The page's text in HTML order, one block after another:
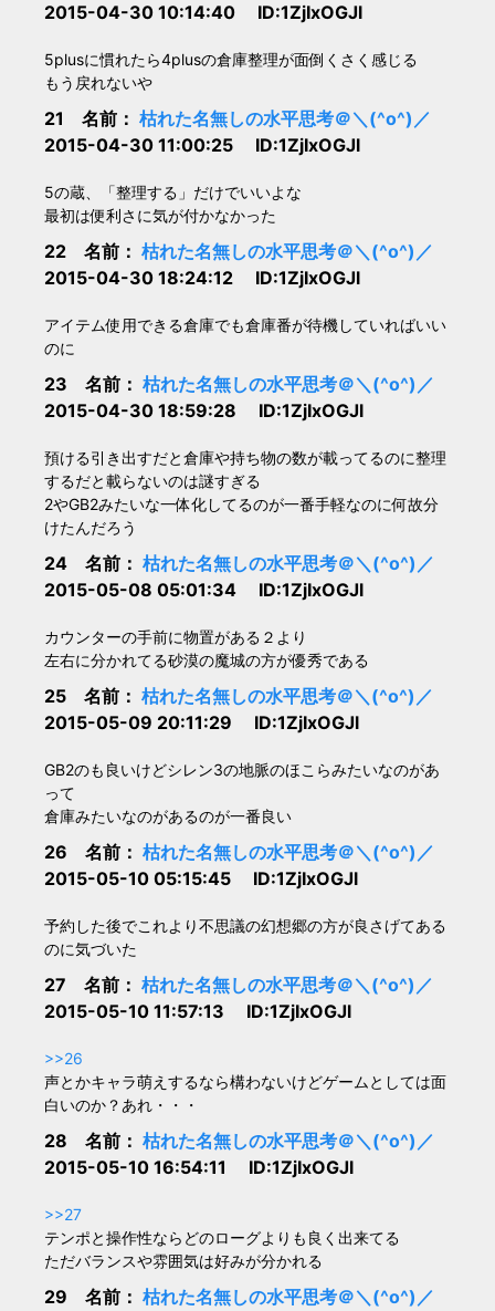
2015-04-30 10:14:40 ID:1ZjIxOGJl
5plusに慣れたら4plusの倉庫整理が面倒くさく感じる
もう戻れないや
21 名前： 枯れた名無しの水平思考＠＼(^o^)／
2015-04-30 11:00:25 ID:1ZjIxOGJl
5の蔵、「整理する」だけでいいよな
最初は便利さに気が付かなかった
22 名前： 枯れた名無しの水平思考＠＼(^o^)／
2015-04-30 18:24:12 ID:1ZjIxOGJl
アイテム使用できる倉庫でも倉庫番が待機していればいい
のに
23 名前： 枯れた名無しの水平思考＠＼(^o^)／
2015-04-30 18:59:28 ID:1ZjIxOGJl
預ける引き出すだと倉庫や持ち物の数が載ってるのに整理
するだと載らないのは謎すぎる
2やGB2みたいな一体化してるのが一番手軽なのに何故分
けたんだろう
24 名前： 枯れた名無しの水平思考＠＼(^o^)／
2015-05-08 05:01:34 ID:1ZjIxOGJl
カウンターの手前に物置がある２より
左右に分かれてる砂漠の魔城の方が優秀である
25 名前： 枯れた名無しの水平思考＠＼(^o^)／
2015-05-09 20:11:29 ID:1ZjIxOGJl
GB2のも良いけどシレン3の地脈のほこらみたいなのがあ
って
倉庫みたいなのがあるのが一番良い
26 名前： 枯れた名無しの水平思考＠＼(^o^)／
2015-05-10 05:15:45 ID:1ZjIxOGJl
予約した後でこれより不思議の幻想郷の方が良さげてある
のに気づいた
27 名前： 枯れた名無しの水平思考＠＼(^o^)／
2015-05-10 11:57:13 ID:1ZjIxOGJl
>>26
声とかキャラ萌えするなら構わないけどゲームとしては面
白いのか？あれ・・・
28 名前： 枯れた名無しの水平思考＠＼(^o^)／
2015-05-10 16:54:11 ID:1ZjIxOGJl
>>27
テンポと操作性ならどのローグよりも良く出来てる
ただバランスや雰囲気は好みが分かれる
29 名前： 枯れた名無しの水平思考＠＼(^o^)／